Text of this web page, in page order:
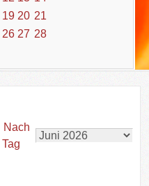
19 20 21
26 27 28